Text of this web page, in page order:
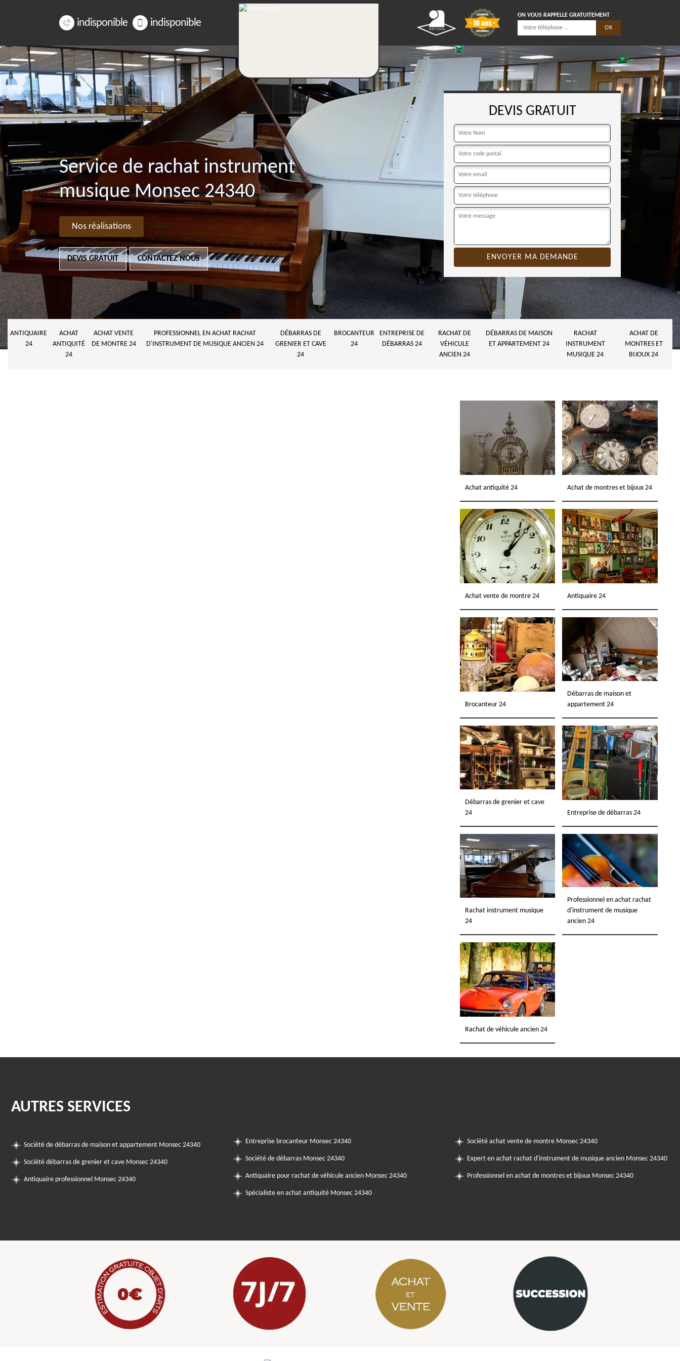
indisponible indisponible
ON VOUS RAPPELLE GRATUITEMENT
Service de rachat instrument
musique Monsec 24340
Nos réalisations
DEVIS GRATUIT CONTACTEZ NOUS
DEVIS GRATUIT
ANTIQUAIRE
24
ACHAT
ANTIQUITÉ
24
ACHAT VENTE
DE MONTRE 24
PROFESSIONNEL EN ACHAT RACHAT
D'INSTRUMENT DE MUSIQUE ANCIEN 24
DÉBARRAS DE
GRENIER ET CAVE
24
BROCANTEUR
24
ENTREPRISE DE
DÉBARRAS 24
RACHAT DE
VÉHICULE
ANCIEN 24
DÉBARRAS DE MAISON
ET APPARTEMENT 24
RACHAT
INSTRUMENT
MUSIQUE 24
ACHAT DE
MONTRES ET
BIJOUX 24
Achat antiquité 24 Achat de montres et bijoux 24
Achat vente de montre 24 Antiquaire 24
Brocanteur 24
Débarras de maison et
appartement 24
Débarras de grenier et cave
24
Entreprise de débarras 24
Rachat instrument musique
24
Professionnel en achat rachat
d'instrument de musique
ancien 24
Rachat de véhicule ancien 24
AUTRES SERVICES
Société de débarras de maison et appartement Monsec 24340
Société débarras de grenier et cave Monsec 24340
Antiquaire professionnel Monsec 24340
Entreprise brocanteur Monsec 24340
Société de débarras Monsec 24340
Antiquaire pour rachat de véhicule ancien Monsec 24340
Spécialiste en achat antiquité Monsec 24340
Société achat vente de montre Monsec 24340
Expert en achat rachat d'instrument de musique ancien Monsec 24340
Professionnel en achat de montres et bijoux Monsec 24340